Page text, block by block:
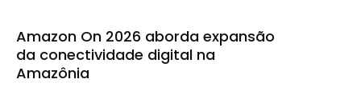
Amazon On 2026 aborda expansão
da conectividade digital na
Amazônia